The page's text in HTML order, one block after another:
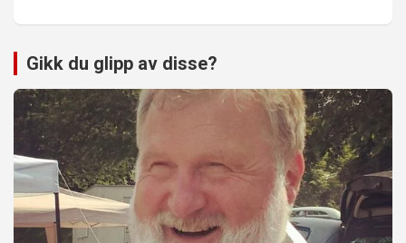
Gikk du glipp av disse?